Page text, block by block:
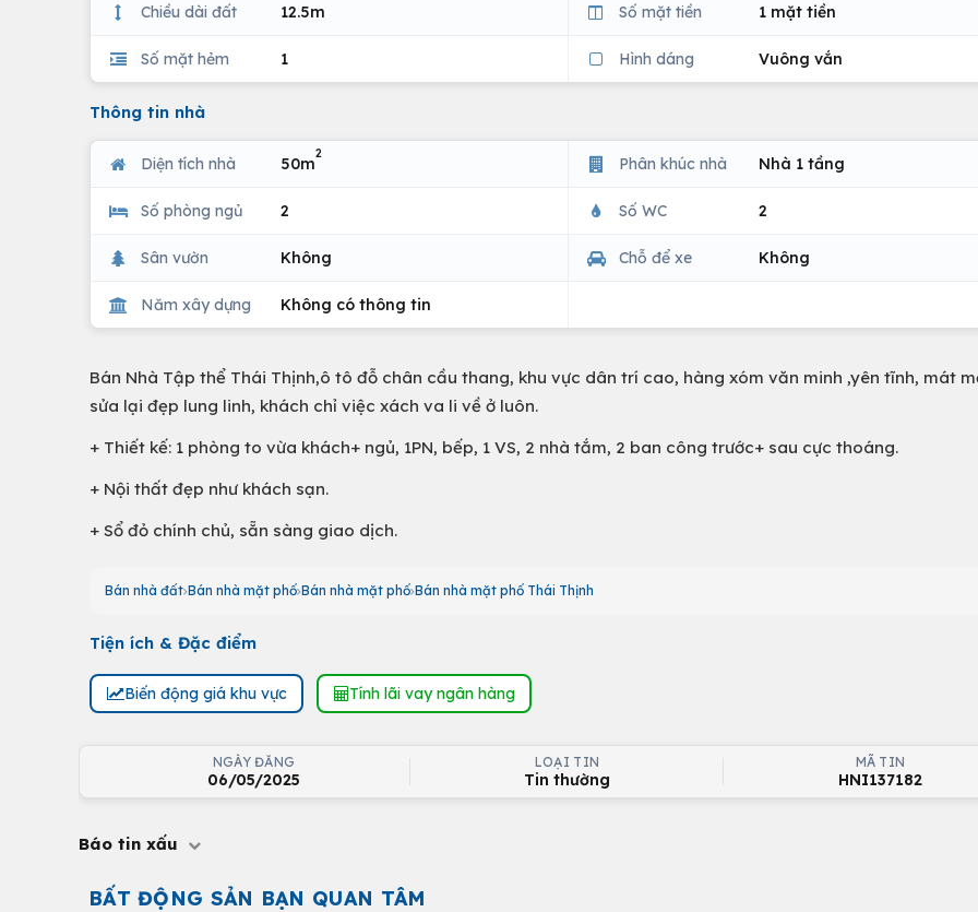
Chiều dài đất 12.5m Số mặt tiền 1 mặt tiền
Số mặt hẻm 1 Hình dáng Vuông vắn
Thông tin nhà
Diện tích nhà 50m
2
Phân khúc nhà Nhà 1 tầng
Số phòng ngủ 2 Số WC 2
Sân vườn Không Chỗ để xe Không
Năm xây dựng Không có thông tin
Bán Nhà Tập thể Thái Thịnh,ô tô đỗ chân cầu thang, khu vực dân trí cao, hàng xóm văn minh ,yên tĩnh, mát
sửa lại đẹp lung linh, khách chỉ việc xách va li về ở luôn.
+ Thiết kế: 1 phòng to vừa khách+ ngủ, 1PN, bếp, 1 VS, 2 nhà tắm, 2 ban công trước+ sau cực thoáng.
+ Nội thất đẹp như khách sạn.
+ Sổ đỏ chính chủ, sẵn sàng giao dịch.
Bán nhà đất Bán nhà mặt phố Bán nhà mặt phố Bán nhà mặt phố Thái Thịnh
Tiện ích & Đặc điểm
Biến động giá khu vực Tính lãi vay ngân hàng
NGÀY ĐĂNG
06/05/2025
LOẠI TIN
Tin thường
MÃ TIN
HNI137182
Báo tin xấu
BẤT ĐỘNG SẢN BẠN QUAN TÂM